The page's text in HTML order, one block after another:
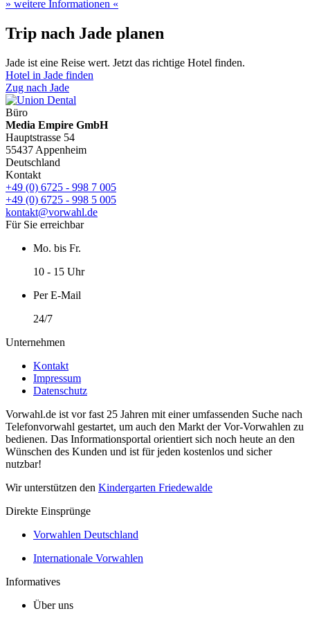
» weitere Informationen «
Trip nach Jade planen
Jade ist eine Reise wert. Jetzt das richtige Hotel finden.
Hotel in Jade finden
Zug nach Jade
Büro
Media Empire GmbH
Hauptstrasse 54
55437 Appenheim
Deutschland
Kontakt
+49 (0) 6725 - 998 7 005
+49 (0) 6725 - 998 5 005
kontakt@vorwahl.de
Für Sie erreichbar
Mo. bis Fr.
10 - 15 Uhr
Per E-Mail
24/7
Unternehmen
Kontakt
Impressum
Datenschutz
Vorwahl.de ist vor fast 25 Jahren mit einer umfassenden Suche nach
Telefonvorwahl gestartet, um auch den Markt der Vor-Vorwahlen zu
bedienen. Das Informationsportal orientiert sich noch heute an den
Wünschen des Kunden und ist für jeden kostenlos und sicher
nutzbar!
Wir unterstützen den Kindergarten Friedewalde
Direkte Einsprünge
Vorwahlen Deutschland
Internationale Vorwahlen
Informatives
Über uns